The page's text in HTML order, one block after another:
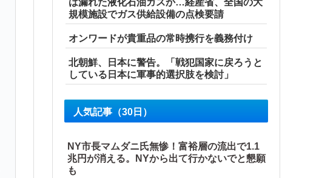
は漏れた液化石油ガスか…経産省、全国の大
規模施設でガス供給設備の点検要請
オンワードが貴重品の常時携行を義務付け
北朝鮮、日本に警告。「戦犯国家に戻ろうと
している日本に軍事的選択肢を検討」
人気記事（30日）
NY市長マムダニ氏無惨！富裕層の流出で1.1
兆円が消える。NYから出て行かないでと懇願
も